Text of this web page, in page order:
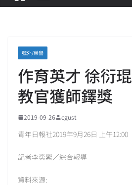
號外/榮譽
作育英才 徐衍
教官獲師鐸獎
2019-09-26 cgust
青年日報社2019年9月26日 上午12:00
記者李奕縈／綜合報導
資料來源: